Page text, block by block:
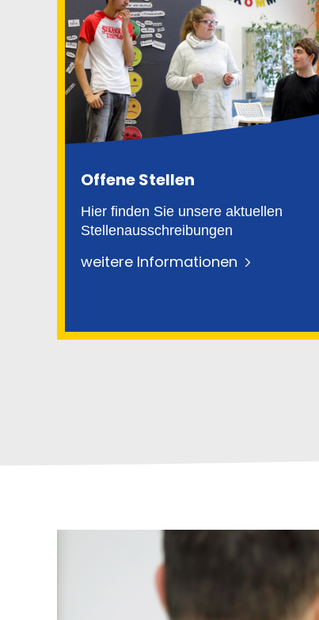
Offene Stellen
Hier finden Sie unsere aktuellen
Stellenausschreibungen
weitere Informationen